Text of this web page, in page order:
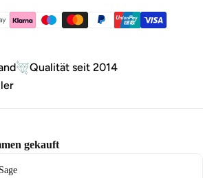
Qualität seit 2014
gekauft